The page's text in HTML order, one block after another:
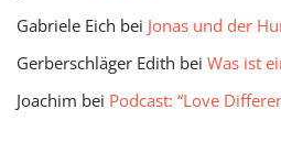
Gabriele Eich bei Jonas und der
Gerberschläger Edith bei Was ist
Joachim bei Podcast: “Love